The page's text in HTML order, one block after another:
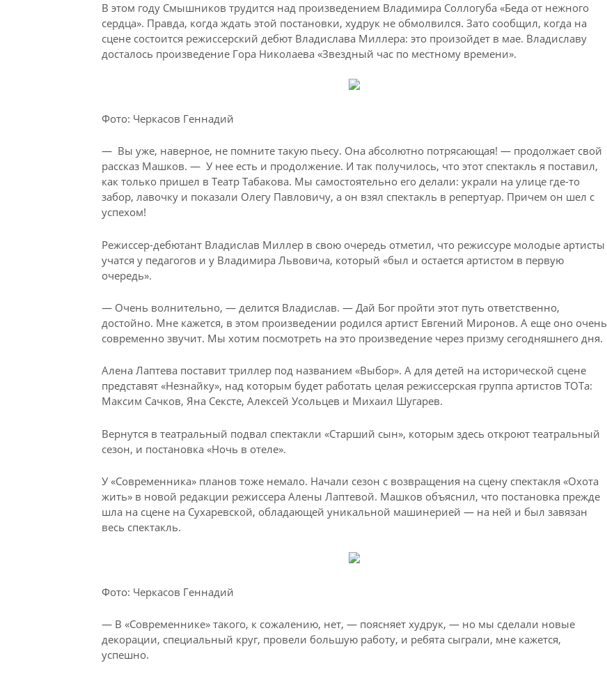
В этом году Смышников трудится над произведением Владимира Соллогуба «Беда от нежного
сердца». Правда, когда ждать этой постановки, худрук не обмолвился. Зато сообщил, когда на
сцене состоится режиссерский дебют Владислава Миллера: это произойдет в мае. Владиславу
досталось произведение Гора Николаева «Звездный час по местному времени».
Фото: Черкасов Геннадий
— Вы уже, наверное, не помните такую пьесу. Она абсолютно потрясающая! — продолжает свой
рассказ Машков. — У нее есть и продолжение. И так получилось, что этот спектакль я поставил,
как только пришел в Театр Табакова. Мы самостоятельно его делали: украли на улице где-то
забор, лавочку и показали Олегу Павловичу, а он взял спектакль в репертуар. Причем он шел с
успехом!
Режиссер-дебютант Владислав Миллер в свою очередь отметил, что режиссуре молодые артисты
учатся у педагогов и у Владимира Львовича, который «был и остается артистом в первую
очередь».
— Очень волнительно, — делится Владислав. — Дай Бог пройти этот путь ответственно,
достойно. Мне кажется, в этом произведении родился артист Евгений Миронов. А еще оно очень
современно звучит. Мы хотим посмотреть на это произведение через призму сегодняшнего дня.
Алена Лаптева поставит триллер под названием «Выбор». А для детей на исторической сцене
представят «Незнайку», над которым будет работать целая режиссерская группа артистов ТОТа:
Максим Сачков, Яна Сексте, Алексей Усольцев и Михаил Шугарев.
Вернутся в театральный подвал спектакли «Старший сын», которым здесь откроют театральный
сезон, и постановка «Ночь в отеле».
У «Современника» планов тоже немало. Начали сезон с возвращения на сцену спектакля «Охота
жить» в новой редакции режиссера Алены Лаптевой. Машков объяснил, что постановка прежде
шла на сцене на Сухаревской, обладающей уникальной машинерией — на ней и был завязан
весь спектакль.
Фото: Черкасов Геннадий
— В «Современнике» такого, к сожалению, нет, — поясняет худрук, — но мы сделали новые
декорации, специальный круг, провели большую работу, и ребята сыграли, мне кажется,
успешно.